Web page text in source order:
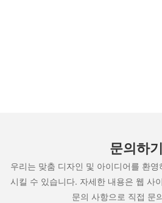
문의하기
우리는 맞춤 디자인 및 아이디어를 환
시킬 수 있습니다. 자세한 내용은 웹 사
문의 사항으로 직접 문